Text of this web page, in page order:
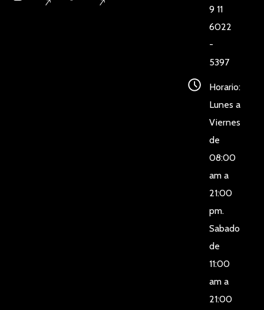
9 11
6022
-
5397
Horario:
Lunes a
Viernes
de
08:00
am a
21:00
pm.
Sabado
de
11:00
am a
21:00